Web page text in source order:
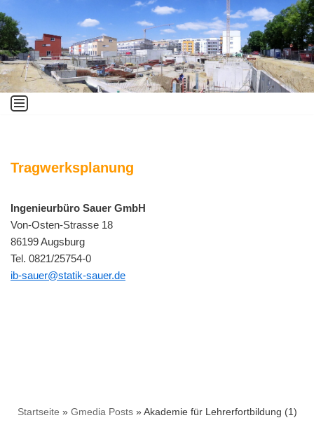
Zum
Inhalt
springen
Tragwerksplanung
Ingenieurbüro Sauer GmbH
Von-Osten-Strasse 18
86199 Augsburg
Tel. 0821/25754-0
ib-sauer@statik-sauer.de
Startseite » Gmedia Posts»Akademie für Lehrerfortbildung (1)